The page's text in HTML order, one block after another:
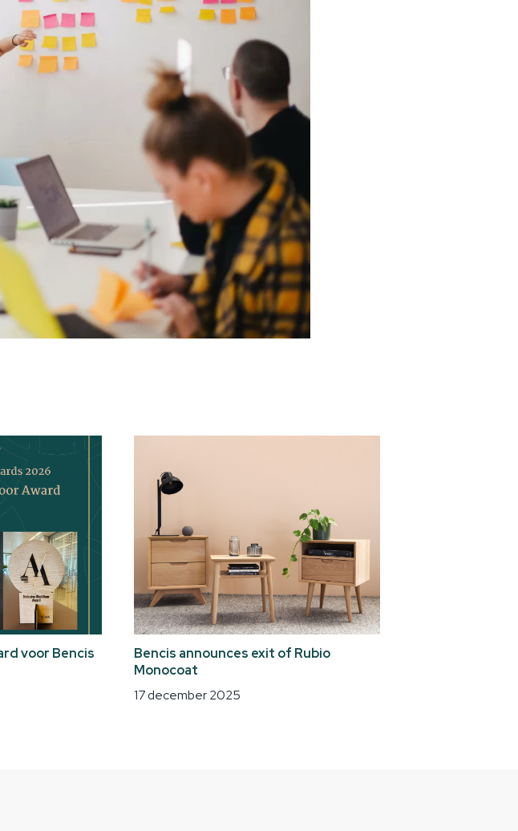
voor Bencis
Bencis announces exit of Rubio
Monocoat
17 december 2025